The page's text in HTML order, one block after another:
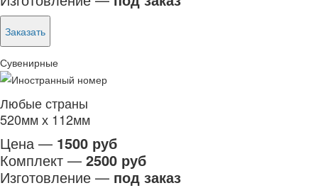
Заказать
Сувенирные
Любые страны
520мм х 112мм
Цена — 1500 руб
Комплект — 2500 руб
Изготовление — под заказ